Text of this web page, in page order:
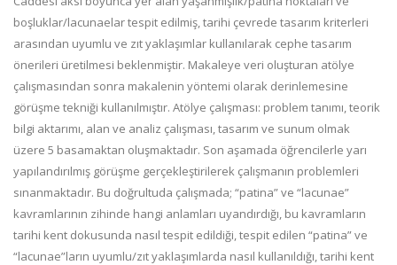
boşluklar/lacunaelar tespit edilmiş, tarihi çevrede tasarım kriterleri
arasından uyumlu ve zıt yaklaşımlar kullanılarak cephe tasarım
önerileri üretilmesi beklenmiştir. Makaleye veri oluşturan atölye
çalışmasından sonra makalenin yöntemi olarak derinlemesine
görüşme tekniği kullanılmıştır. Atölye çalışması: problem tanımı, teorik
bilgi aktarımı, alan ve analiz çalışması, tasarım ve sunum olmak
üzere 5 basamaktan oluşmaktadır. Son aşamada öğrencilerle yarı
yapılandırılmış görüşme gerçekleştirilerek çalışmanın problemleri
sınanmaktadır. Bu doğrultuda çalışmada; “patina” ve “lacunae”
kavramlarının zihinde hangi anlamları uyandırdığı, bu kavramların
tarihi kent dokusunda nasıl tespit edildiği, tespit edilen “patina” ve
“lacunae”ların uyumlu/zıt yaklaşımlarda nasıl kullanıldığı, tarihi kent